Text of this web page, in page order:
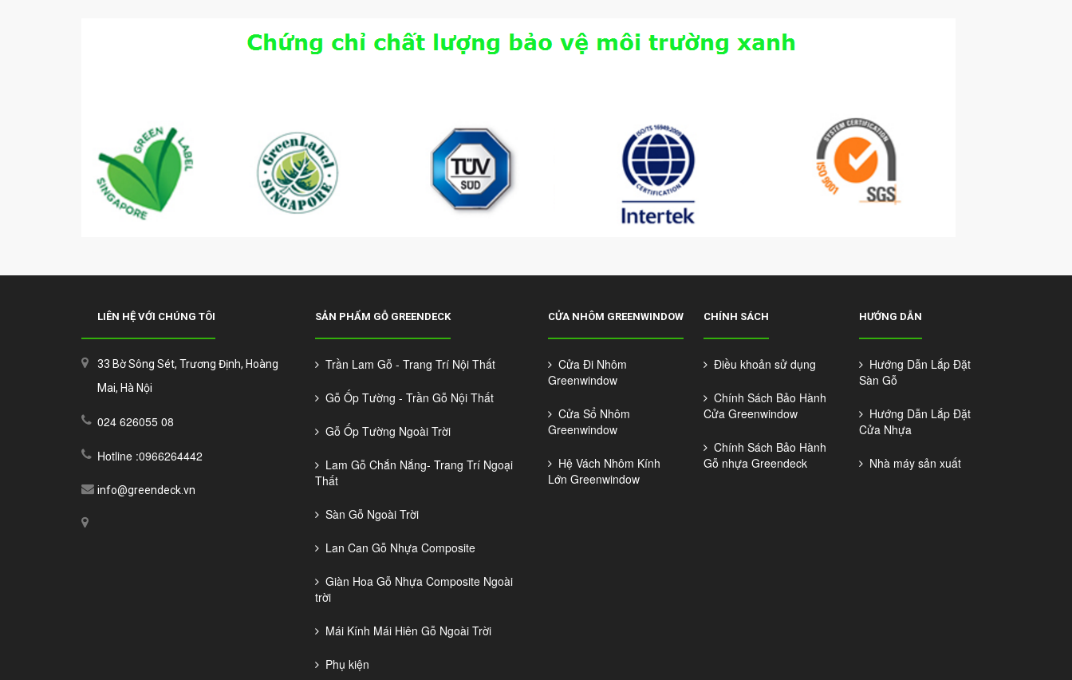
LIÊN HỆ VỚI CHÚNG TÔI
33 Bờ Sông Sét, Trương Định, Hoàng
Mai, Hà Nội
024 626055 08
Hotline :0966264442
info@greendeck.vn
SẢN PHẨM GỖ GREENDECK
Trần Lam Gỗ - Trang Trí Nội Thất
Gỗ Ốp Tường - Trần Gỗ Nội Thất
Gỗ Ốp Tường Ngoài Trời
Lam Gỗ Chắn Nắng- Trang Trí Ngoại
Thất
Sàn Gỗ Ngoài Trời
Lan Can Gỗ Nhựa Composite
Giàn Hoa Gỗ Nhựa Composite Ngoài
trời
Mái Kính Mái Hiên Gỗ Ngoài Trời
Phụ kiện
CỬA NHÔM GREENWINDOW
Cửa Đi Nhôm
Greenwindow
Cửa Sổ Nhôm
Greenwindow
Hệ Vách Nhôm Kính
Lớn Greenwindow
CHÍNH SÁCH
Điều khoản sử dụng
Chính Sách Bảo Hành
Cửa Greenwindow
Chính Sách Bảo Hành
Gỗ nhựa Greendeck
HƯỚNG DẪN
Hướng Dẫn Lắp Đặt
Sàn Gỗ
Hướng Dẫn Lắp Đặt
Cửa Nhựa
Nhà máy sản xuất